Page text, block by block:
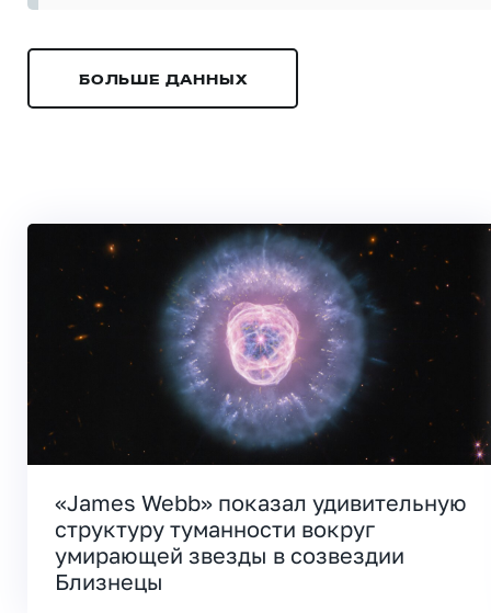
БОЛЬШЕ ДАННЫХ
«James Webb» показал удивительную
структуру туманности вокруг
умирающей звезды в созвездии
Близнецы